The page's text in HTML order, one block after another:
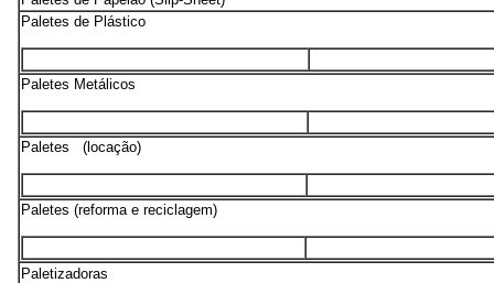
Paletes de Plástico
Paletes Metálicos
Paletes (locação)
Paletes (reforma e reciclagem)
Paletizadoras